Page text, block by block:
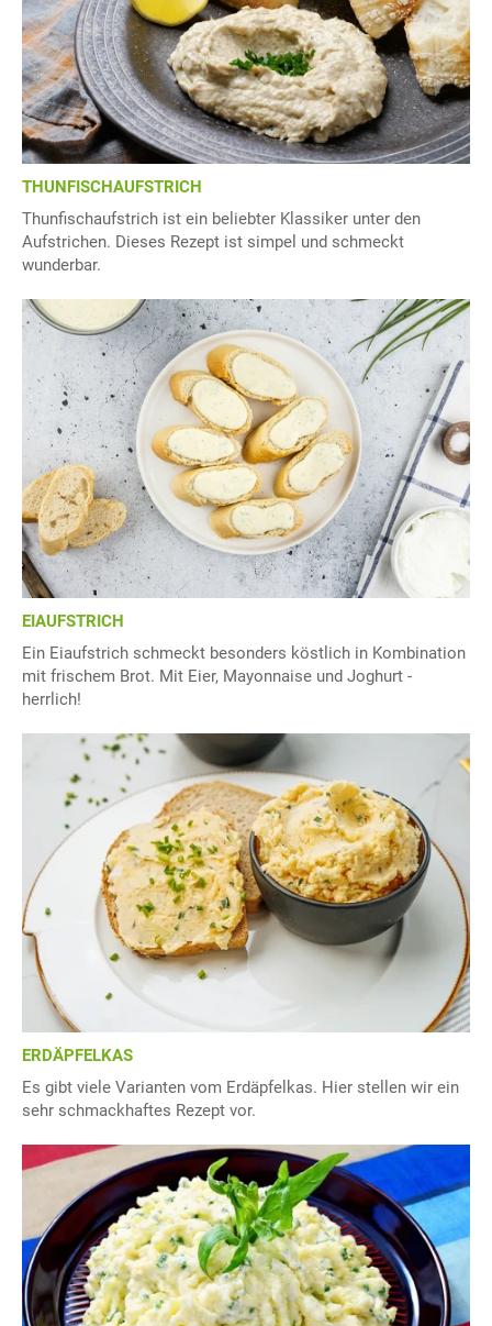
THUNFISCHAUFSTRICH
Thunfischaufstrich ist ein beliebter Klassiker unter den
Aufstrichen. Dieses Rezept ist simpel und schmeckt
wunderbar.
EIAUFSTRICH
Ein Eiaufstrich schmeckt besonders köstlich in Kombination
mit frischem Brot. Mit Eier, Mayonnaise und Joghurt -
herrlich!
ERDÄPFELKAS
Es gibt viele Varianten vom Erdäpfelkas. Hier stellen wir ein
sehr schmackhaftes Rezept vor.